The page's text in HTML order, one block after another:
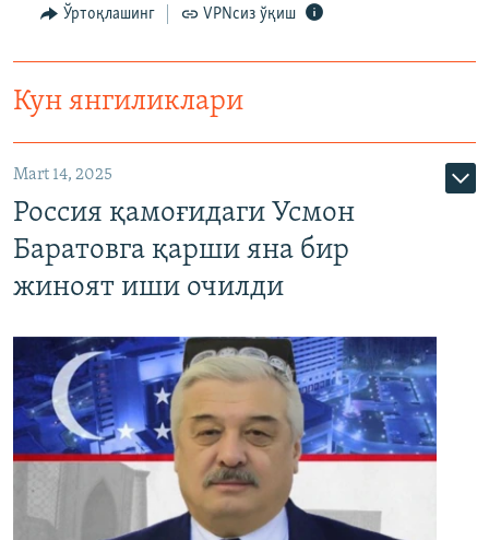
Ўртоқлашинг VPNсиз ўқиш
Кун янгиликлари
Mart 14, 2025
Россия қамоғидаги Усмон
Баратовга қарши яна бир
жиноят иши очилди